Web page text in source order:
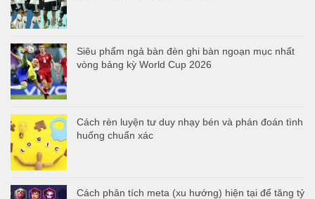
Siêu phẩm ngả bàn đèn ghi bàn ngoạn mục nhất
vòng bảng kỳ World Cup 2026
Cách rèn luyện tư duy nhạy bén và phán đoán tình
huống chuẩn xác
Cách phân tích meta (xu hướng) hiện tại để tăng tỷ